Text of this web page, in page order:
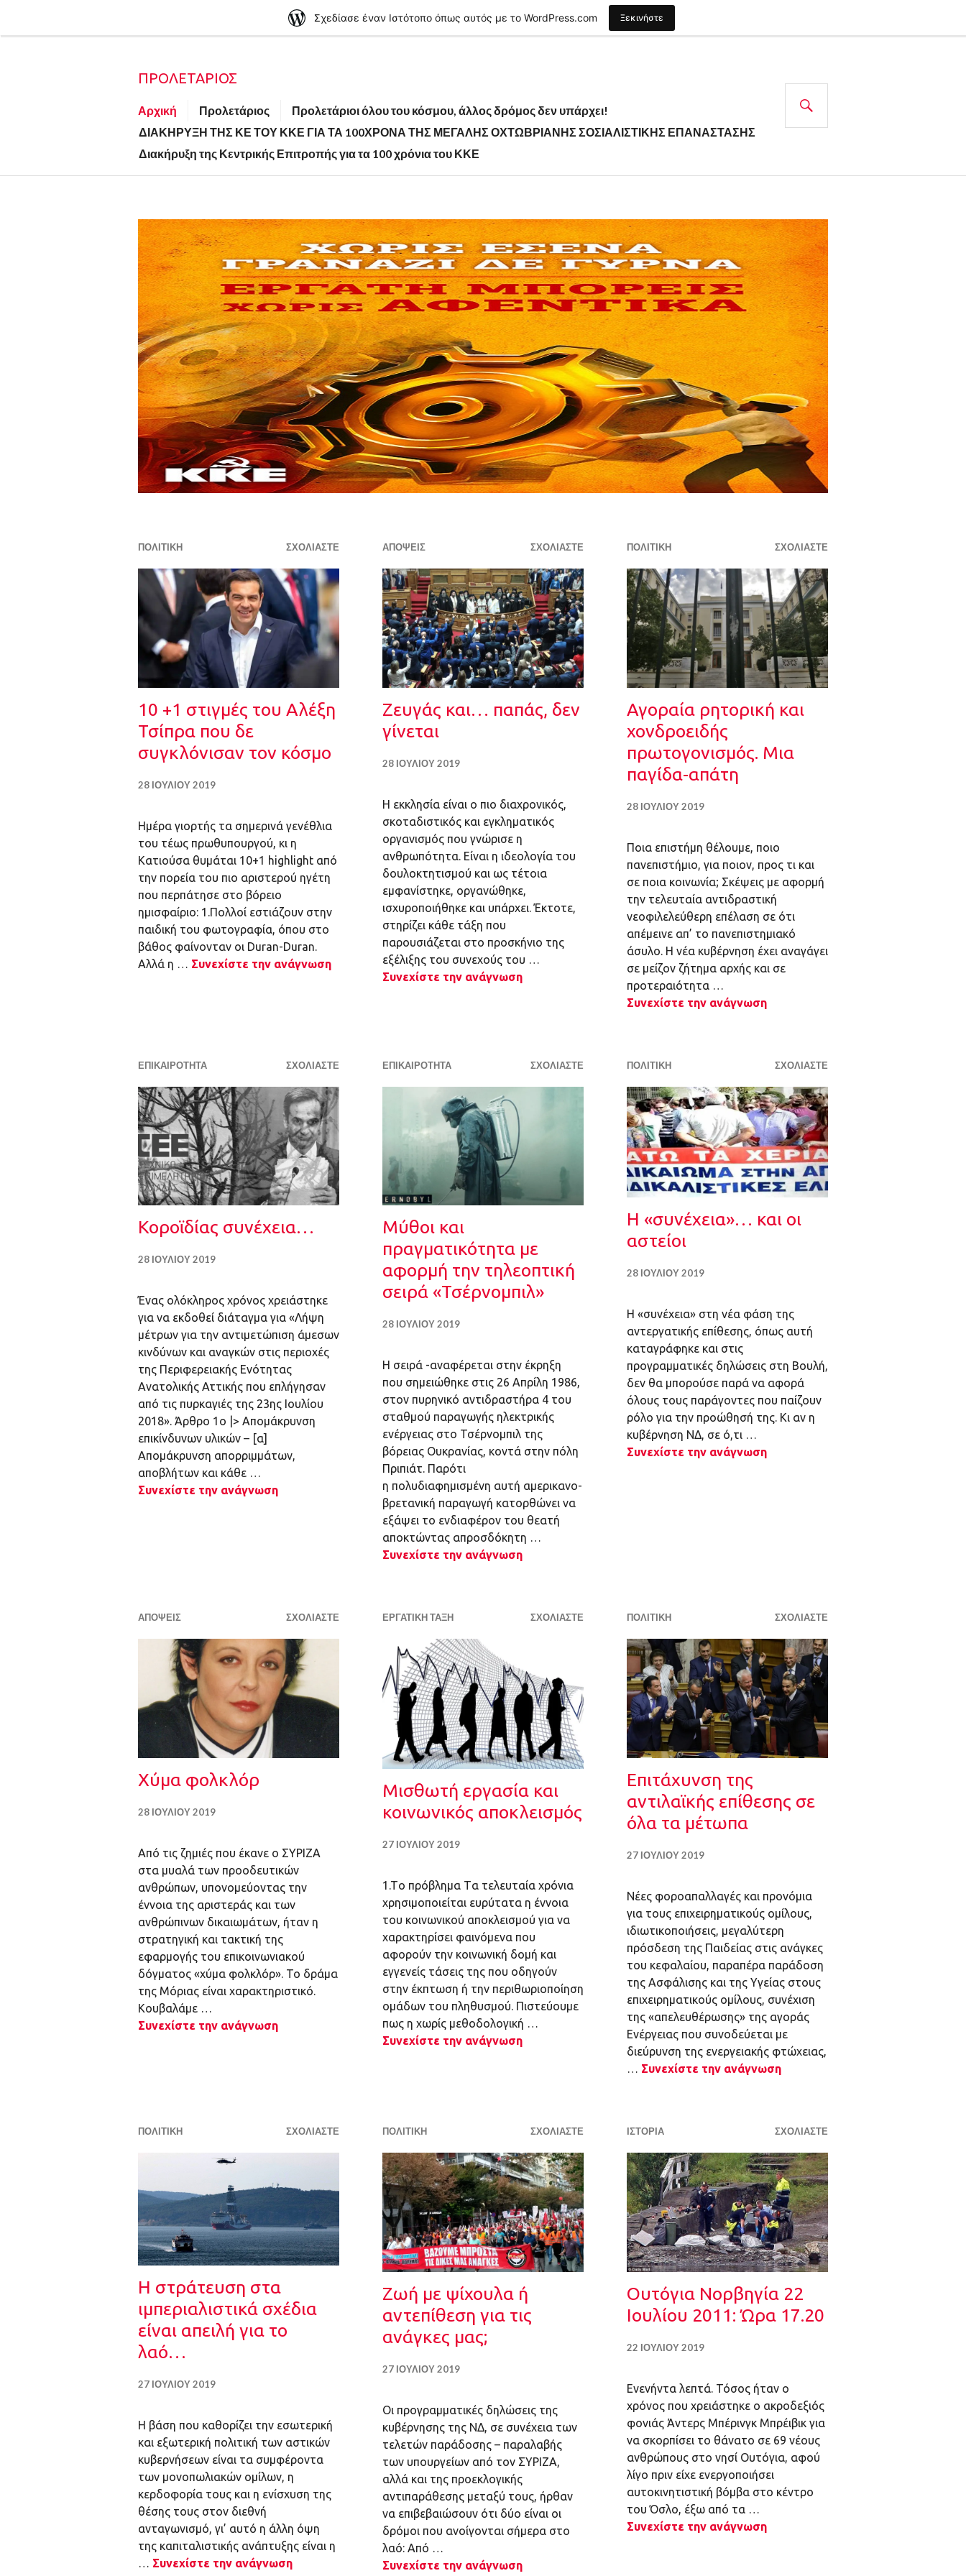
ΠΡΟΛΕΤΆΡΙΟΣ
Αρχική Προλετάριος
Προλετάριοι όλου του κόσμου, άλλος δρόμος δεν υπάρχει!
ΔΙΑΚΗΡΥΞΗ ΤΗΣ ΚΕ ΤΟΥ ΚΚΕ ΓΙΑ ΤΑ 100ΧΡΟΝΑ ΤΗΣ ΜΕΓΑΛΗΣ ΟΧΤΩΒΡΙΑΝΗΣ ΣΟΣΙΑΛΙΣΤΙΚΗΣ ΕΠΑΝΑΣΤΑΣΗΣ
Διακήρυξη της Κεντρικής Επιτροπής για τα 100 χρόνια του ΚΚΕ
ΠΟΛΙΤΙΚΗ ΣΧΟΛΙΆΣΤΕ
10 +1 στιγμές του Αλέξη
Τσίπρα που δε
συγκλόνισαν τον κόσμο
28 ΙΟΥΛΊΟΥ 2019
Ημέρα γιορτής τα σημερινά γενέθλια
του τέως πρωθυπουργού, κι η
Κατιούσα θυμάται 10+1 highlight από
την πορεία του πιο αριστερού ηγέτη
που περπάτησε στο βόρειο
ημισφαίριο: 1.Πολλοί εστιάζουν στην
παιδική του φωτογραφία, όπου στο
βάθος φαίνονταν οι Duran-Duran.
Αλλά η … Συνεχίστε την ανάγνωση
ΑΠΌΨΕΙΣ ΣΧΟΛΙΆΣΤΕ
Ζευγάς και… παπάς, δεν
γίνεται
28 ΙΟΥΛΊΟΥ 2019
Η εκκλησία είναι ο πιο διαχρονικός,
σκοταδιστικός και εγκληματικός
οργανισμός που γνώρισε η
ανθρωπότητα. Είναι η ιδεολογία του
δουλοκτητισμού και ως τέτοια
εμφανίστηκε, οργανώθηκε,
ισχυροποιήθηκε και υπάρχει. Έκτοτε,
στηρίζει κάθε τάξη που
παρουσιάζεται στο προσκήνιο της
εξέλιξης του συνεχούς του …
Συνεχίστε την ανάγνωση
ΠΟΛΙΤΙΚΉ ΣΧΟΛΙΆΣΤΕ
Αγοραία ρητορική και
χονδροειδής
πρωτογονισμός. Μια
παγίδα-απάτη
28 ΙΟΥΛΊΟΥ 2019
Ποια επιστήμη θέλουμε, ποιο
πανεπιστήμιο, για ποιον, προς τι και
σε ποια κοινωνία; Σκέψεις με αφορμή
την τελευταία αντιδραστική
νεοφιλελεύθερη επέλαση σε ότι
απέμεινε απ’ το πανεπιστημιακό
άσυλο. Η νέα κυβέρνηση έχει αναγάγει
σε μείζον ζήτημα αρχής και σε
προτεραιότητα …
Συνεχίστε την ανάγνωση
ΕΠΙΚΑΙΡΌΤΗΤΑ ΣΧΟΛΙΆΣΤΕ
Κοροϊδίας συνέχεια…
28 ΙΟΥΛΊΟΥ 2019
Ένας ολόκληρος χρόνος χρειάστηκε
για να εκδοθεί διάταγμα για «Λήψη
μέτρων για την αντιμετώπιση άμεσων
κινδύνων και αναγκών στις περιοχές
της Περιφερειακής Ενότητας
Ανατολικής Αττικής που επλήγησαν
από τις πυρκαγιές της 23ης Ιουλίου
2018». Άρθρο 1ο |> Απομάκρυνση
επικίνδυνων υλικών – [α]
Απομάκρυνση απορριμμάτων,
αποβλήτων και κάθε …
Συνεχίστε την ανάγνωση
ΕΠΙΚΑΙΡΌΤΗΤΑ ΣΧΟΛΙΆΣΤΕ
Μύθοι και
πραγματικότητα με
αφορμή την τηλεοπτική
σειρά «Τσέρνομπιλ»
28 ΙΟΥΛΊΟΥ 2019
H σειρά -αναφέρεται στην έκρηξη
που σημειώθηκε στις 26 Απρίλη 1986,
στον πυρηνικό αντιδραστήρα 4 του
σταθμού παραγωγής ηλεκτρικής
ενέργειας στο Τσέρνομπιλ της
βόρειας Ουκρανίας, κοντά στην πόλη
Πριπιάτ. Παρότι
η πολυδιαφημισμένη αυτή αμερικανο-
βρετανική παραγωγή κατορθώνει να
εξάψει το ενδιαφέρον του θεατή
αποκτώντας απροσδόκητη …
Συνεχίστε την ανάγνωση
ΠΟΛΙΤΙΚΉ ΣΧΟΛΙΆΣΤΕ
Η «συνέχεια»… και οι
αστείοι
28 ΙΟΥΛΊΟΥ 2019
Η «συνέχεια» στη νέα φάση της
αντεργατικής επίθεσης, όπως αυτή
καταγράφηκε και στις
προγραμματικές δηλώσεις στη Βουλή,
δεν θα μπορούσε παρά να αφορά
όλους τους παράγοντες που παίζουν
ρόλο για την προώθησή της. Κι αν η
κυβέρνηση ΝΔ, σε ό,τι …
Συνεχίστε την ανάγνωση
ΑΠΌΨΕΙΣ ΣΧΟΛΙΆΣΤΕ
Χύμα φολκλόρ
28 ΙΟΥΛΊΟΥ 2019
Από τις ζημιές που έκανε ο ΣΥΡΙΖΑ
στα μυαλά των προοδευτικών
ανθρώπων, υπονομεύοντας την
έννοια της αριστεράς και των
ανθρώπινων δικαιωμάτων, ήταν η
στρατηγική και τακτική της
εφαρμογής του επικοινωνιακού
δόγματος «χύμα φολκλόρ». Το δράμα
της Μόριας είναι χαρακτηριστικό.
Κουβαλάμε …
Συνεχίστε την ανάγνωση
ΕΡΓΑΤΙΚΉ ΤΆΞΗ ΣΧΟΛΙΆΣΤΕ
Μισθωτή εργασία και
κοινωνικός αποκλεισμός
27 ΙΟΥΛΊΟΥ 2019
1.Tο πρόβλημα Tα τελευταία χρόνια
χρησιμοποιείται ευρύτατα η έννοια
του κοινωνικού αποκλεισμού για να
χαρακτηρίσει φαινόμενα που
αφορούν την κοινωνική δομή και
εγγενείς τάσεις της που οδηγούν
στην έκπτωση ή την περιθωριοποίηση
ομάδων του πληθυσμού. Πιστεύουμε
πως η χωρίς μεθοδολογική …
Συνεχίστε την ανάγνωση
ΠΟΛΙΤΙΚΉ ΣΧΟΛΙΆΣΤΕ
Επιτάχυνση της
αντιλαϊκής επίθεσης σε
όλα τα μέτωπα
27 ΙΟΥΛΊΟΥ 2019
Νέες φοροαπαλλαγές και προνόμια
για τους επιχειρηματικούς ομίλους,
ιδιωτικοποιήσεις, μεγαλύτερη
πρόσδεση της Παιδείας στις ανάγκες
του κεφαλαίου, παραπέρα παράδοση
της Ασφάλισης και της Υγείας στους
επιχειρηματικούς ομίλους, συνέχιση
της «απελευθέρωσης» της αγοράς
Ενέργειας που συνοδεύεται με
διεύρυνση της ενεργειακής φτώχειας,
… Συνεχίστε την ανάγνωση
ΠΟΛΙΤΙΚΗ ΣΧΟΛΙΆΣΤΕ
Η στράτευση στα
ιμπεριαλιστικά σχέδια
είναι απειλή για το
λαό…
27 ΙΟΥΛΊΟΥ 2019
Η βάση που καθορίζει την εσωτερική
και εξωτερική πολιτική των αστικών
κυβερνήσεων είναι τα συμφέροντα
των μονοπωλιακών ομίλων, η
κερδοφορία τους και η ενίσχυση της
θέσης τους στον διεθνή
ανταγωνισμό, γι’ αυτό η άλλη όψη
της καπιταλιστικής ανάπτυξης είναι η
… Συνεχίστε την ανάγνωση
ΠΟΛΙΤΙΚΗ ΣΧΟΛΙΆΣΤΕ
Ζωή με ψίχουλα ή
αντεπίθεση για τις
ανάγκες μας;
27 ΙΟΥΛΊΟΥ 2019
Οι προγραμματικές δηλώσεις της
κυβέρνησης της ΝΔ, σε συνέχεια των
τελετών παράδοσης – παραλαβής
των υπουργείων από τον ΣΥΡΙΖΑ,
αλλά και της προεκλογικής
αντιπαράθεσης μεταξύ τους, ήρθαν
να επιβεβαιώσουν ότι δύο είναι οι
δρόμοι που ανοίγονται σήμερα στο
λαό: Από …
Συνεχίστε την ανάγνωση
ΙΣΤΟΡΊΑ ΣΧΟΛΙΆΣΤΕ
Ουτόγια Νορβηγία 22
Ιουλίου 2011: Ώρα 17.20
22 ΙΟΥΛΊΟΥ 2019
Ενενήντα λεπτά. Τόσος ήταν ο
χρόνος που χρειάστηκε ο ακροδεξιός
φονιάς Άντερς Μπέρινγκ Μπρέιβικ για
να σκορπίσει το θάνατο σε 69 νέους
ανθρώπους στο νησί Ουτόγια, αφού
λίγο πριν είχε ενεργοποιήσει
αυτοκινητιστική βόμβα στο κέντρο
του Όσλο, έξω από τα …
Συνεχίστε την ανάγνωση
Σχεδίασε έναν Ιστότοπο όπως αυτός με το WordPress.com Ξεκινήστε